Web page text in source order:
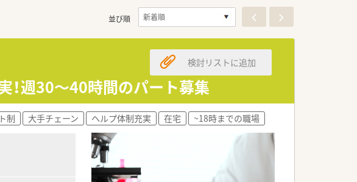
並び順
！週30～40時間のパート募集
検討リストに追加
制 大手チェーン ヘルプ体制充実 在宅 ~18時までの職場